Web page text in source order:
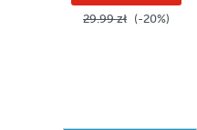
29.99 zł (-20%)